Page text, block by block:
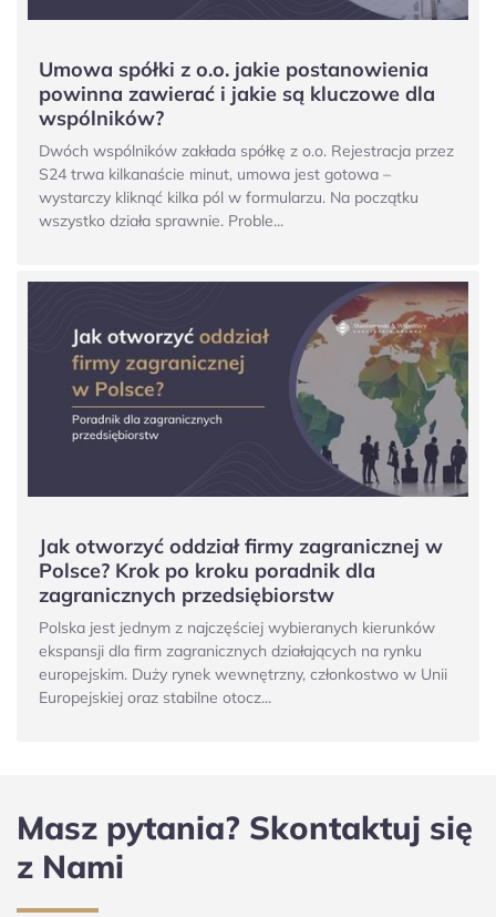
Umowa spółki z o.o. jakie postanowienia
powinna zawierać i jakie są kluczowe dla
wspólników?
Dwóch wspólników zakłada spółkę z o.o. Rejestracja przez
S24 trwa kilkanaście minut, umowa jest gotowa –
wystarczy kliknąć kilka pól w formularzu. Na początku
wszystko działa sprawnie. Proble...
Jak otworzyć oddział firmy zagranicznej w
Polsce? Krok po kroku poradnik dla
zagranicznych przedsiębiorstw
Polska jest jednym z najczęściej wybieranych kierunków
ekspansji dla firm zagranicznych działających na rynku
europejskim. Duży rynek wewnętrzny, członkostwo w Unii
Europejskiej oraz stabilne otocz...
Masz pytania? Skontaktuj się
z Nami